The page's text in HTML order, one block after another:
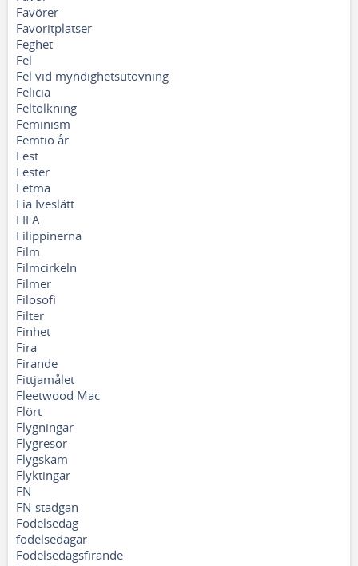
Favörer
Favoritplatser
Feghet
Fel
Fel vid myndighetsutövning
Felicia
Feltolkning
Feminism
Femtio år
Fest
Fester
Fetma
Fia Iveslätt
FIFA
Filippinerna
Film
Filmcirkeln
Filmer
Filosofi
Filter
Finhet
Fira
Firande
Fittjamålet
Fleetwood Mac
Flört
Flygningar
Flygresor
Flygskam
Flyktingar
FN
FN-stadgan
Födelsedag
födelsedagar
Födelsedagsfirande